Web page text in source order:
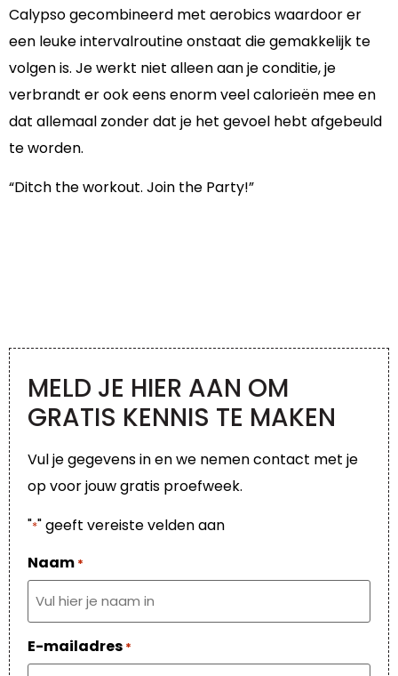
Calypso gecombineerd met aerobics waardoor er
een leuke intervalroutine onstaat die gemakkelijk te
volgen is. Je werkt niet alleen aan je conditie, je
verbrandt er ook eens enorm veel calorieën mee en
dat allemaal zonder dat je het gevoel hebt afgebeuld
te worden.
“Ditch the workout. Join the Party!”
MELD JE HIER AAN OM
GRATIS KENNIS TE MAKEN
Vul je gegevens in en we nemen contact met je
op voor jouw gratis proefweek.
"*" geeft vereiste velden aan
Naam *
E-mailadres *